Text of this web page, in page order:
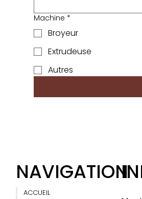
Machine *
Broyeur
Extrudeuse
Autres
NAVIGATION
ACCUEIL